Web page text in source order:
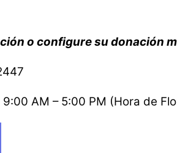
o configure su donación
AM – 5:00 PM (Hora de